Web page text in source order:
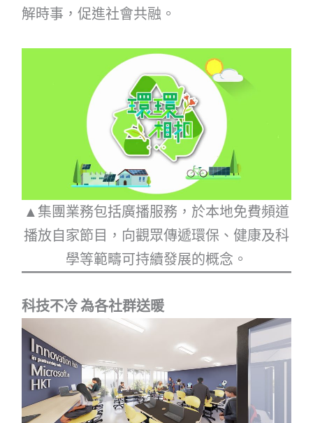
解時事，促進社會共融。
▲集團業務包括廣播服務，於本地免費頻道
播放自家節目，向觀眾傳遞環保、健康及科
學等範疇可持續發展的概念。
科技不冷 為各社群送暖